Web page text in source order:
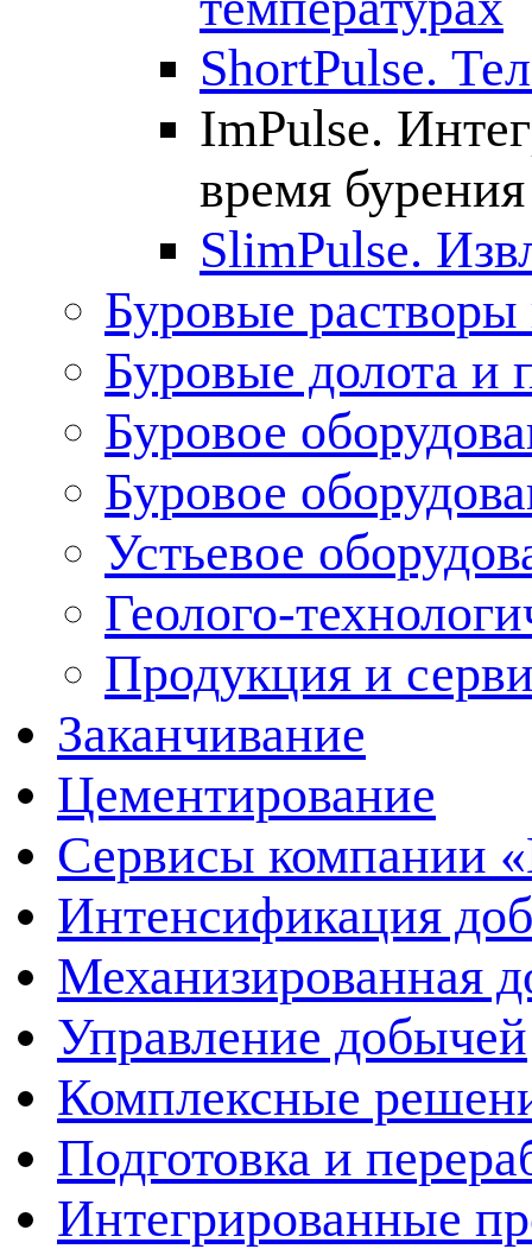
ShortPulse.
ImPulse.
время бурения
SlimPulse.
Буровые
Буровые долота и
Буровое
Буровое
Устьевое
Геолого-
Продукция и
Заканчивание
Цементирование
Сервисы компании
Интенсификация
Механизированная
Управление добычей
Комплексные
Подготовка и
Интегрированные